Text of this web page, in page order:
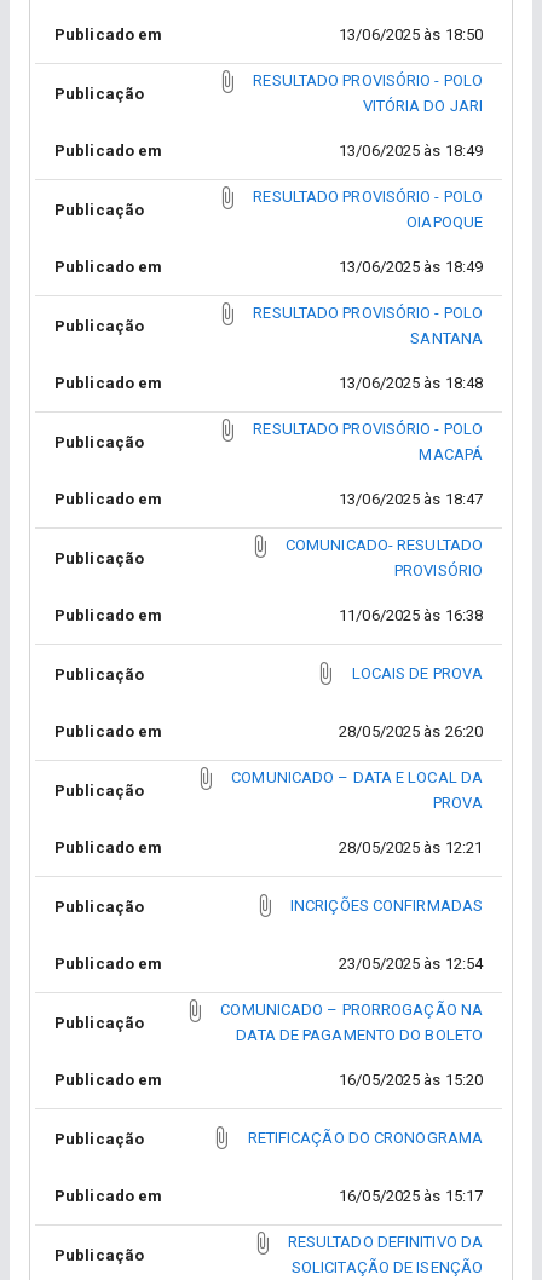
Publicado em 13/06/2025 às 18:50
Publicação
RESULTADO PROVISÓRIO - POLO
VITÓRIA DO JARI
Publicado em 13/06/2025 às 18:49
Publicação
RESULTADO PROVISÓRIO - POLO
OIAPOQUE
Publicado em 13/06/2025 às 18:49
Publicação
RESULTADO PROVISÓRIO - POLO
SANTANA
Publicado em 13/06/2025 às 18:48
Publicação
RESULTADO PROVISÓRIO - POLO
MACAPÁ
Publicado em 13/06/2025 às 18:47
Publicação
COMUNICADO- RESULTADO
PROVISÓRIO
Publicado em 11/06/2025 às 16:38
Publicação LOCAIS DE PROVA
Publicado em 28/05/2025 às 26:20
Publicação
COMUNICADO – DATA E LOCAL DA
PROVA
Publicado em 28/05/2025 às 12:21
Publicação INCRIÇÕES CONFIRMADAS
Publicado em 23/05/2025 às 12:54
Publicação
COMUNICADO – PRORROGAÇÃO NA
DATA DE PAGAMENTO DO BOLETO
Publicado em 16/05/2025 às 15:20
Publicação RETIFICAÇÃO DO CRONOGRAMA
Publicado em 16/05/2025 às 15:17
Publicação
RESULTADO DEFINITIVO DA
SOLICITAÇÃO DE ISENÇÃO